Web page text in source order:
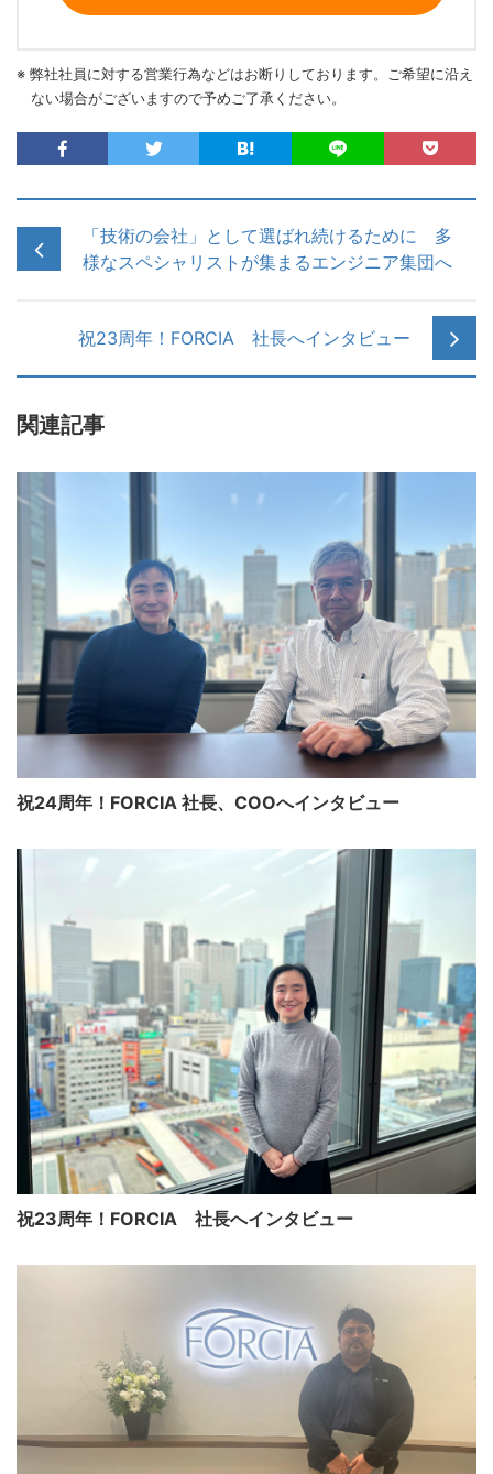
※ 弊社社員に対する営業行為などはお断りしております。ご希望に沿え
ない場合がございますので予めご了承ください。
「技術の会社」として選ばれ続けるために 多
様なスペシャリストが集まるエンジニア集団へ
祝23周年！FORCIA 社長へインタビュー
関連記事
祝24周年！FORCIA 社長、COOへインタビュー
祝23周年！FORCIA 社長へインタビュー